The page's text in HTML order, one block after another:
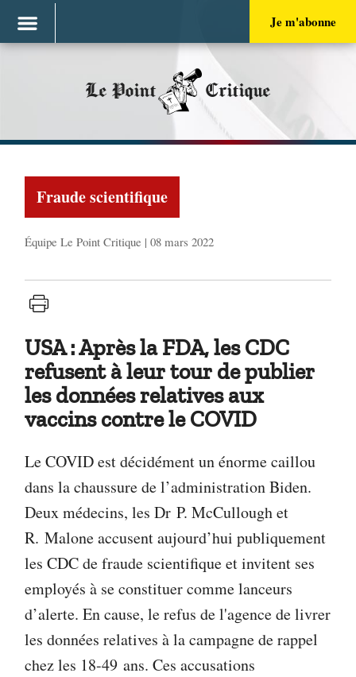
Je m'abonne
Le Point Critique
Fraude scientifique
Équipe Le Point Critique | 08 mars 2022
USA : Après la FDA, les CDC
refusent à leur tour de publier
les données relatives aux
vaccins contre le COVID
Le COVID est décidément un énorme caillou
dans la chaussure de l’administration Biden.
Deux médecins, les Dr P. McCullough et
R. Malone accusent aujourd’hui publiquement
les CDC de fraude scientifique et invitent ses
employés à se constituer comme lanceurs
d’alerte. En cause, le refus de l'agence de livrer
les données relatives à la campagne de rappel
chez les 18-49 ans. Ces accusations